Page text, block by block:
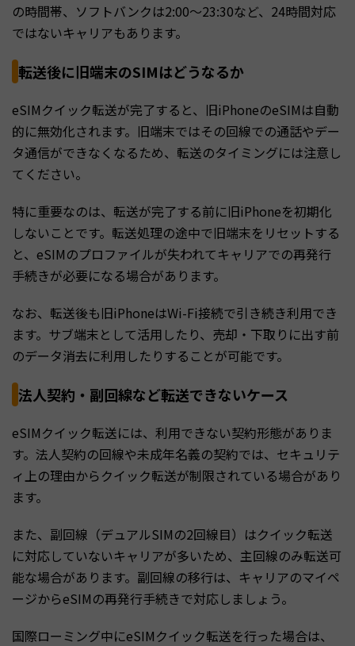
の時間帯、ソフトバンクは2:00〜23:30など、24時間対応
ではないキャリアもあります。
転送後に旧端末のSIMはどうなるか
eSIMクイック転送が完了すると、旧iPhoneのeSIMは自動
的に無効化されます。旧端末ではその回線での通話やデー
タ通信ができなくなるため、転送のタイミングには注意し
てください。
特に重要なのは、転送が完了する前に旧iPhoneを初期化
しないことです。転送処理の途中で旧端末をリセットする
と、eSIMのプロファイルが失われてキャリアでの再発行
手続きが必要になる場合があります。
なお、転送後も旧iPhoneはWi-Fi接続で引き続き利用でき
ます。サブ端末として活用したり、売却・下取りに出す前
のデータ消去に利用したりすることが可能です。
法人契約・副回線など転送できないケース
eSIMクイック転送には、利用できない契約形態がありま
す。法人契約の回線や未成年名義の契約では、セキュリテ
ィ上の理由からクイック転送が制限されている場合があり
ます。
また、副回線（デュアルSIMの2回線目）はクイック転送
に対応していないキャリアが多いため、主回線のみ転送可
能な場合があります。副回線の移行は、キャリアのマイペ
ージからeSIMの再発行手続きで対応しましょう。
国際ローミング中にeSIMクイック転送を行った場合は、